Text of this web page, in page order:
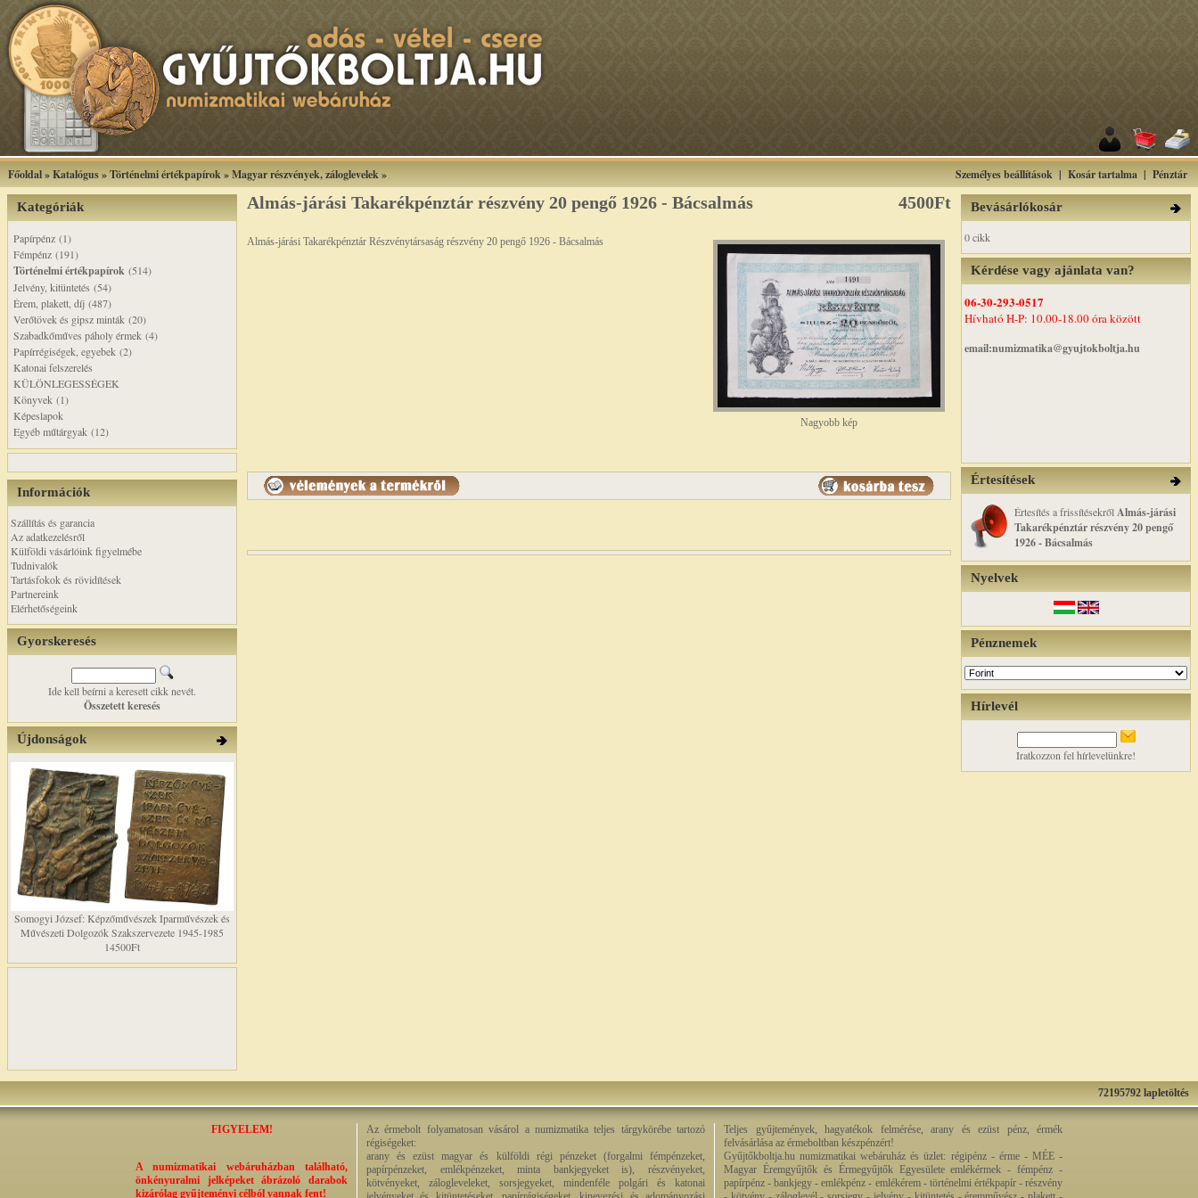
Főoldal»Katalógus»Történelmi értékpapírok»Magyar részvények, záloglevelek» Személyes beállítások | Kosár tartalma | Pénztár
Kategóriák
Papírpénz (1)
Fémpénz (191)
Történelmi értékpapírok (514)
Jelvény, kitüntetés (54)
Érem, plakett, díj (487)
Verőtövek és gipsz minták (20)
Szabadkőműves páholy érmek (4)
Papírrégiségek, egyebek (2)
Katonai felszerelés
KÜLÖNLEGESSÉGEK
Könyvek (1)
Képeslapok
Egyéb műtárgyak (12)
Információk
Szállítás és garancia
Az adatkezelésről
Külföldi vásárlóink figyelmébe
Tudnivalók
Tartásfokok és rövidítések
Partnereink
Elérhetőségeink
Gyorskeresés
Ide kell beírni a keresett cikk nevét.
Összetett keresés
Újdonságok
Somogyi József: Képzőművészek Iparművészek és
Művészeti Dolgozók Szakszervezete 1945-1985
14500Ft
Almás-járási Takarékpénztár részvény 20 pengő 1926 - Bácsalmás 4500Ft
Nagyobb kép
Almás-járási Takarékpénztár Részvénytársaság részvény 20 pengő 1926 - Bácsalmás
Bevásárlókosár
0 cikk
Kérdése vagy ajánlata van?
06-30-293-0517
Hívható H-P: 10.00-18.00 óra között
email:numizmatika@gyujtokboltja.hu
Értesítések
Értesítés a frissítésekről Almás-járási
Takarékpénztár részvény 20 pengő
1926 - Bácsalmás
Nyelvek
Pénznemek
Hírlevél
Iratkozzon fel hírlevelünkre!
72195792 lapletöltés
FIGYELEM!
A numizmatikai webáruházban található,
önkényuralmi jelképeket ábrázoló darabok
kizárólag gyűjteményi célból vannak fent!
Az érmebolt folyamatosan vásárol a numizmatika teljes tárgykörébe tartozó
régiségeket:
arany és ezüst magyar és külföldi régi pénzeket (forgalmi fémpénzeket,
papírpénzeket, emlékpénzeket, minta bankjegyeket is), részvényeket,
kötvényeket, zálogleveleket, sorsjegyeket, mindenféle polgári és katonai
Teljes gyűjtemények, hagyatékok felmérése, arany és ezüst pénz, érmék
felvásárlása az érmeboltban készpénzért!
Gyűjtőkboltja.hu numizmatikai webáruház és üzlet: régipénz - érme - MÉE -
Magyar Éremgyűjtők és Érmegyűjtők Egyesülete emlékérmek - fémpénz -
papírpénz - bankjegy - emlékpénz - emlékérem - történelmi értékpapír - részvény